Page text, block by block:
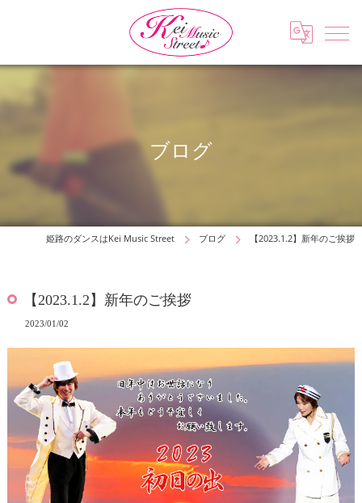
ブログ
姫路のダンスはKei Music Street ブログ 【2023.1.2】新年のご挨拶
【2023.1.2】新年のご挨拶
2023/01/02